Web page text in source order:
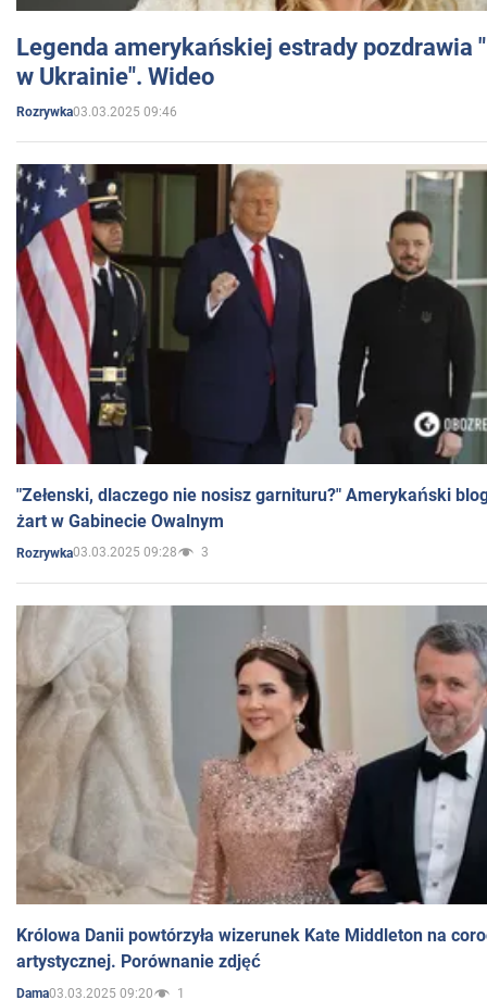
Legenda amerykańskiej estrady pozdrawia
w Ukrainie". Wideo
Rozrywka03.03.2025 09:46
"Zełenski, dlaczego nie nosisz garnituru?" Amerykański
żart w Gabinecie Owalnym
Rozrywka03.03.2025 09:28 3
Królowa Danii powtórzyła wizerunek Kate Middleton na
artystycznej. Porównanie zdjęć
Dama03.03.2025 09:20 1